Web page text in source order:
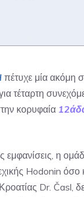
πέτυχε μία ακόμη
τέταρτη
κορυφαία
εμφανίσεις, η
Hodonin όσο
Dr. Časl,